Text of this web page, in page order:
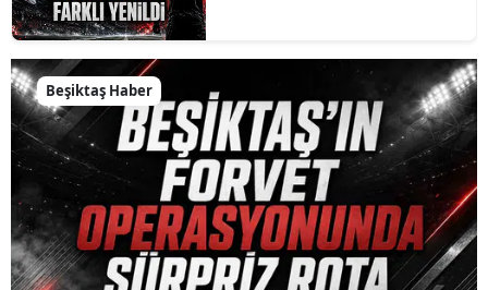
Beşiktaş Haber